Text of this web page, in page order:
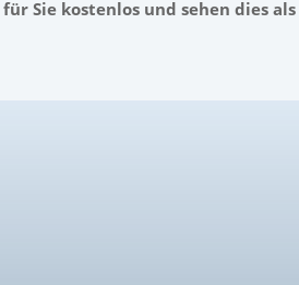
Sie kostenlos und sehen dies